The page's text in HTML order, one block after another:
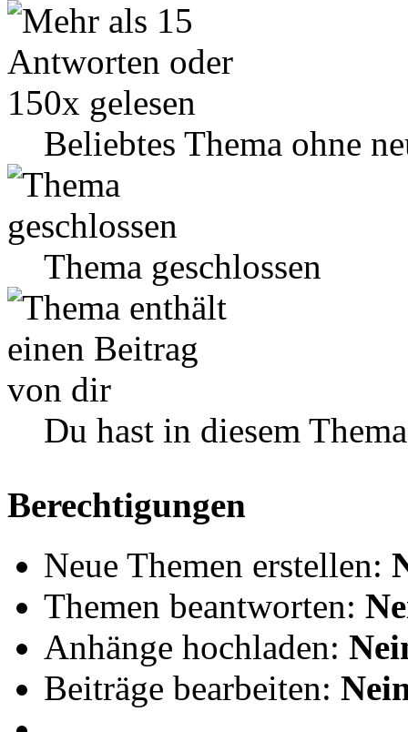
Beliebtes Thema ohne
Thema geschlossen
Du hast in diesem
Berechtigungen
Neue Themen erstellen:
Themen beantworten:
Anhänge hochladen:
Beiträge bearbeiten: